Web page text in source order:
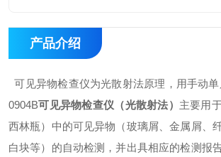
产品介绍
可见异物检查仪为光散射法原理，用手动
0904B可见异物检查仪（光散射法） 主要用
西林瓶）中的可见异物（玻璃屑、金属屑、
白块等）的自动检测，并出具相应的检测报